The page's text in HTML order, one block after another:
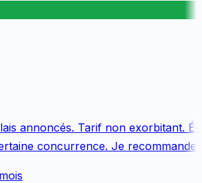
annoncés. Tarif non exorbitant.
concurrence. Je recommande